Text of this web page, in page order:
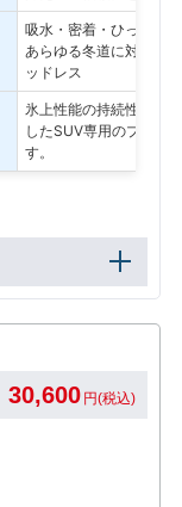
吸水・密着・ひっかき
あらゆる冬道に対応す
ッドレス
氷上性能の持続性と、
したSUV専用のプレミ
す。
30,600 円(税込)